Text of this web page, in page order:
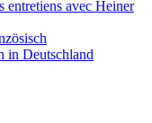
entretiens avec Heiner
in Deutschland